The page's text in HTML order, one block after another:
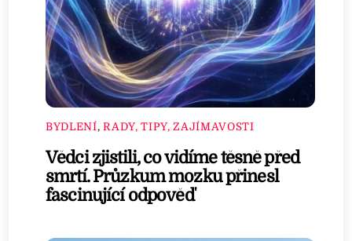
BYDLENÍ,RADY, TIPY, ZAJÍMAVOSTI
Vědci zjistili, co vidíme těsně před
smrtí. Průzkum mozku přinesl
fascinující odpověď